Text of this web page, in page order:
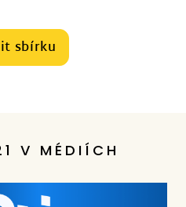
sbírku
V MÉDIÍCH